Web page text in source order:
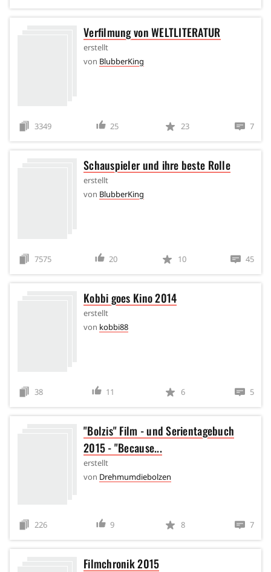
Verfilmung von WELTLITERATUR
erstellt
von BlubberKing
3349 25 23 7
Schauspieler und ihre beste Rolle
erstellt
von BlubberKing
7575 20 10 45
Kobbi goes Kino 2014
erstellt
von kobbi88
38 11 6 5
"Bolzis" Film - und Serientagebuch
2015 - "Because...
erstellt
von Drehmumdiebolzen
226 9 8 7
Filmchronik 2015